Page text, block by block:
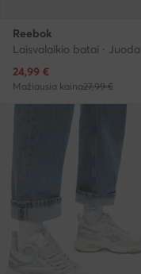
Reebok
Laisvalaikio batai · Juoda
Dabartinė kaina
24,99 €
Mažiausia kaina27,99 €